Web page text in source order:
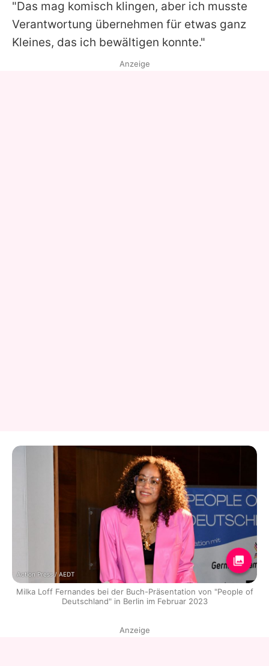
"Das mag komisch klingen, aber ich musste
Verantwortung übernehmen für etwas ganz
Kleines, das ich bewältigen konnte."
Anzeige
Action Press / AEDT
Milka Loff Fernandes bei der Buch-Präsentation von "People of
Deutschland" in Berlin im Februar 2023
Anzeige